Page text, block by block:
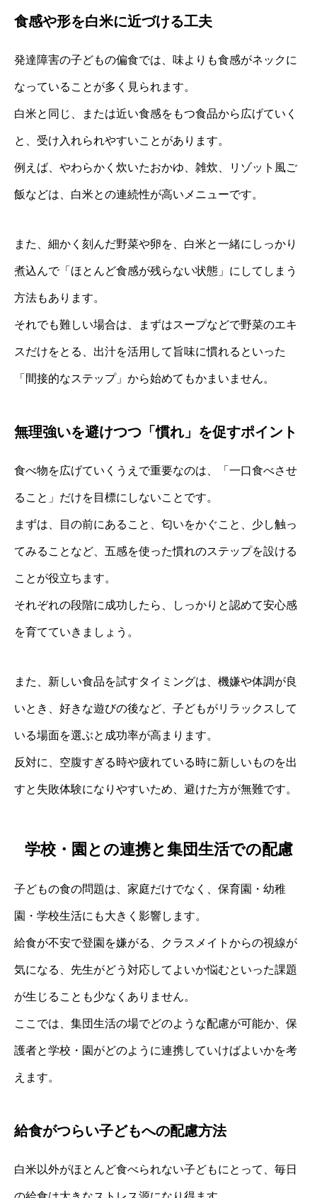
食感や形を白米に近づける工夫
発達障害の子どもの偏食では、味よりも食感がネックに
なっていることが多く見られます。
白米と同じ、または近い食感をもつ食品から広げていく
と、受け入れられやすいことがあります。
例えば、やわらかく炊いたおかゆ、雑炊、リゾット風ご
飯などは、白米との連続性が高いメニューです。
また、細かく刻んだ野菜や卵を、白米と一緒にしっかり
煮込んで「ほとんど食感が残らない状態」にしてしまう
方法もあります。
それでも難しい場合は、まずはスープなどで野菜のエキ
スだけをとる、出汁を活用して旨味に慣れるといった
「間接的なステップ」から始めてもかまいません。
無理強いを避けつつ「慣れ」を促すポイント
食べ物を広げていくうえで重要なのは、「一口食べさせ
ること」だけを目標にしないことです。
まずは、目の前にあること、匂いをかぐこと、少し触っ
てみることなど、五感を使った慣れのステップを設ける
ことが役立ちます。
それぞれの段階に成功したら、しっかりと認めて安心感
を育てていきましょう。
また、新しい食品を試すタイミングは、機嫌や体調が良
いとき、好きな遊びの後など、子どもがリラックスして
いる場面を選ぶと成功率が高まります。
反対に、空腹すぎる時や疲れている時に新しいものを出
すと失敗体験になりやすいため、避けた方が無難です。
学校・園との連携と集団生活での配慮
子どもの食の問題は、家庭だけでなく、保育園・幼稚
園・学校生活にも大きく影響します。
給食が不安で登園を嫌がる、クラスメイトからの視線が
気になる、先生がどう対応してよいか悩むといった課題
が生じることも少なくありません。
ここでは、集団生活の場でどのような配慮が可能か、保
護者と学校・園がどのように連携していけばよいかを考
えます。
給食がつらい子どもへの配慮方法
白米以外がほとんど食べられない子どもにとって、毎日